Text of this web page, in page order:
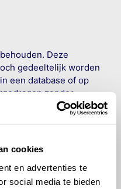
cookies
en advertenties te
social media te bieden
Deze
gedeeltelijk worden
een database of op
zonder
van Olyslager
in het werk is gesteld
geen
dan waartoe een
schade of verlies
in de verstrekte